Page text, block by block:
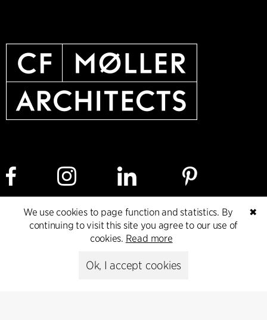
Cookie policy Data ethics policy
Privacy policy
✖
We use cookies to page function and statistics. By
continuing to visit this site you agree to our use of
cookies. Read more
Ok, I accept cookies